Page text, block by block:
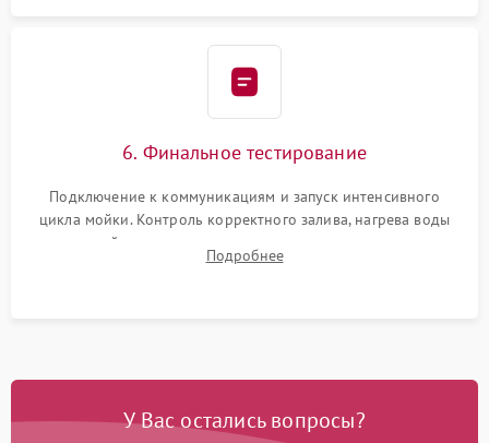
6. Финальное тестирование
Подключение к коммуникациям и запуск интенсивного
цикла мойки. Контроль корректного залива, нагрева воды
до нужной температуры, отсутствия посторонних шумов,
штатного слива и абсолютной сухости в поддоне.
Подробнее
У Вас остались вопросы?